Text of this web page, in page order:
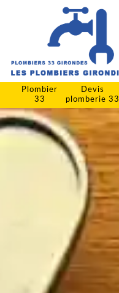
Plombier
33
Devis
plomberie 33